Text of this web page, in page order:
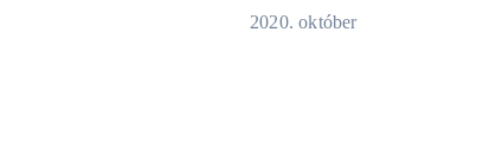
2020. október